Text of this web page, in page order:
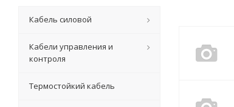
Кабель силовой
Кабели управления и
контроля
Термостойкий кабель